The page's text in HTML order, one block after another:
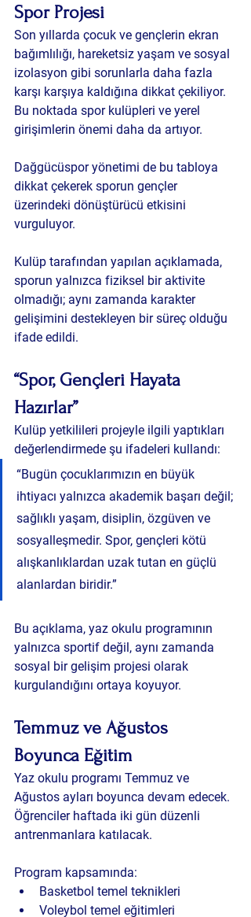
Spor Projesi
Son yıllarda çocuk ve gençlerin ekran
bağımlılığı, hareketsiz yaşam ve sosyal
izolasyon gibi sorunlarla daha fazla
karşı karşıya kaldığına dikkat çekiliyor.
Bu noktada spor kulüpleri ve yerel
girişimlerin önemi daha da artıyor.
Dağgücüspor yönetimi de bu tabloya
dikkat çekerek sporun gençler
üzerindeki dönüştürücü etkisini
vurguluyor.
Kulüp tarafından yapılan açıklamada,
sporun yalnızca fiziksel bir aktivite
olmadığı; aynı zamanda karakter
gelişimini destekleyen bir süreç olduğu
ifade edildi.
“Spor, Gençleri Hayata
Hazırlar”
Kulüp yetkilileri projeyle ilgili yaptıkları
değerlendirmede şu ifadeleri kullandı:
“Bugün çocuklarımızın en büyük
ihtiyacı yalnızca akademik başarı değil;
sağlıklı yaşam, disiplin, özgüven ve
sosyalleşmedir. Spor, gençleri kötü
alışkanlıklardan uzak tutan en güçlü
alanlardan biridir.”
Bu açıklama, yaz okulu programının
yalnızca sportif değil, aynı zamanda
sosyal bir gelişim projesi olarak
kurgulandığını ortaya koyuyor.
Temmuz ve Ağustos
Boyunca Eğitim
Yaz okulu programı Temmuz ve
Ağustos ayları boyunca devam edecek.
Öğrenciler haftada iki gün düzenli
antrenmanlara katılacak.
Program kapsamında:
Basketbol temel teknikleri
Voleybol temel eğitimleri